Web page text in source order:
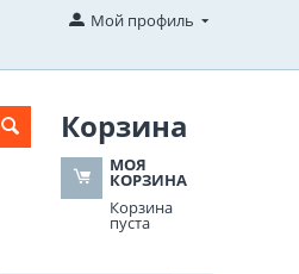
Мой профиль
Корзина
МОЯ
КОРЗИНА
Корзина
пуста